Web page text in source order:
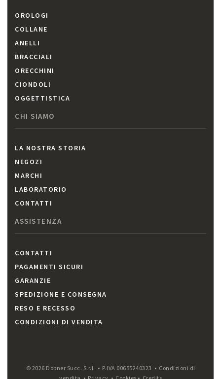
OROLOGI
COLLANE
ANELLI
BRACCIALI
ORECCHINI
CIONDOLI
OGGETTISTICA
CHI SIAMO
LA NOSTRA STORIA
NEGOZI
MARCHI
LABORATORIO
CONTATTI
ASSISTENZA
CONTATTI
PAGAMENTI SICURI
GARANZIE
SPEDIZIONE E CONSEGNA
RESO E RECESSO
CONDIZIONI DI VENDITA
© 2026 Dobner Succ. S.r.l. • P.IVA 00655240323 • Condizioni di